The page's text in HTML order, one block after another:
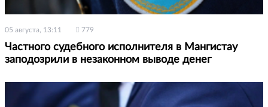
05 августа, 13:11 779
Частного судебного исполнителя в Мангистау
заподозрили в незаконном выводе денег